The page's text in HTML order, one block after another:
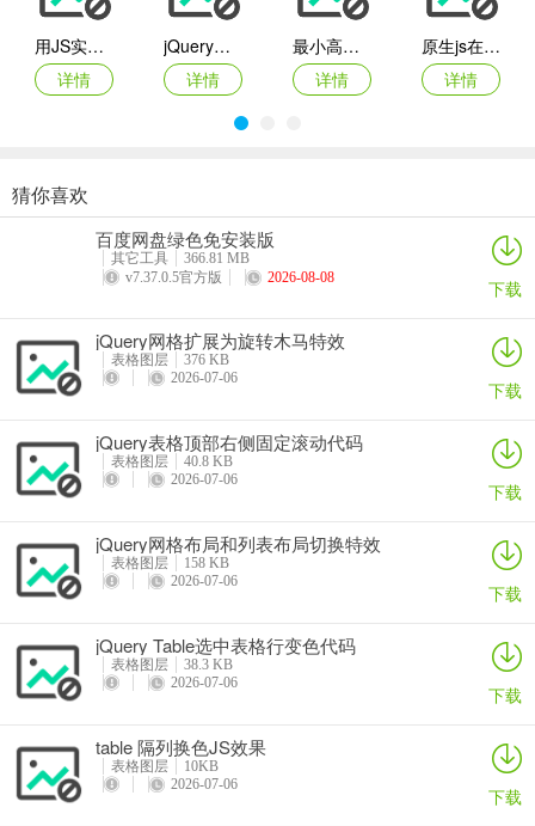
用JS实现2个DIV等高
详情
jQuery按年月柱状图表代码
详情
最小高度能自适应高度IE.FF全兼容的div设置
详情
原生js在线编辑excel表格代码
详情
原生JS表格列表全选反选代码
jQuery头部固定表格滚动条代码
详情
jquery抽屉式图片展示效果
CSS3响应式表格布局代码
猜你喜欢
百度网盘绿色免安装版
其它工具
366.81 MB
v7.37.0.5官方版
2026-08-08 下载
jQuery网格扩展为旋转木马特效
表格图层
376 KB
2026-07-06
下载
jQuery表格顶部右侧固定滚动代码
表格图层
40.8 KB
2026-07-06
下载
jQuery网格布局和列表布局切换特效
表格图层
158 KB
2026-07-06
下载
jQuery Table选中表格行变色代码
表格图层
38.3 KB
2026-07-06
下载
table 隔列换色JS效果
表格图层
10KB
2026-07-06
下载